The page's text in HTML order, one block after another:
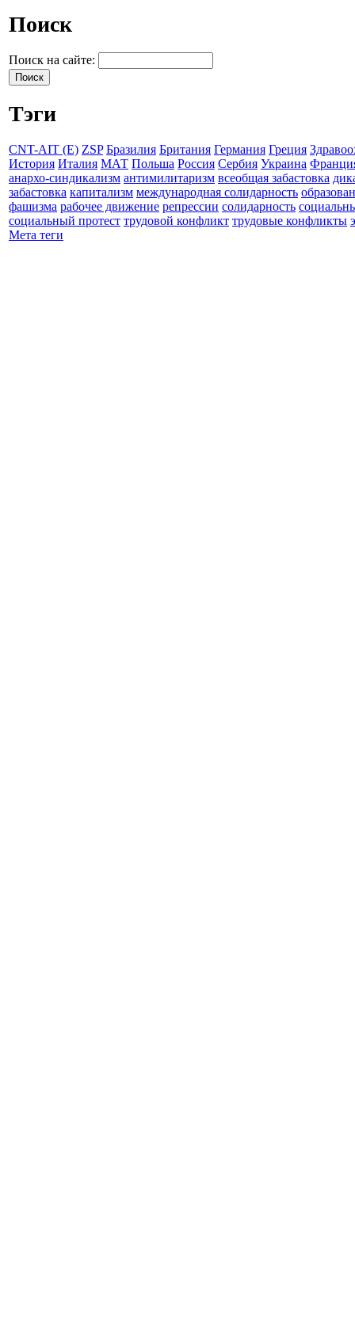
Поиск
Поиск на сайте:
Тэги
CNT-AIT (E) ZSP Бразилия Британия Германия Греция
История Италия МАТ Польша Россия Сербия Украина
анархо-синдикализм антимилитаризм всеобщая забастовка
забастовка капитализм международная солидарность
фашизма рабочее движение репрессии солидарность
социальный протест трудовой конфликт трудовые конфликты
Мета теги